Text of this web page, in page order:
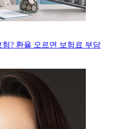
? 환율 오르면 보험료 부담